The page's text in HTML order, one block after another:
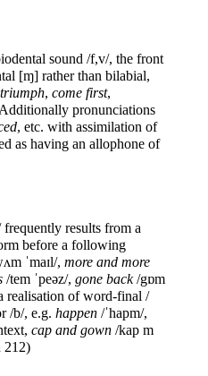
sound /f,v/, the front
[ɱ] rather than bilabial,
triumph, come first,
pronunciations
, etc. with assimilation of
as having an allophone of
results from a
before a following
ˈmaɪl/, more and more
/tem ˈpeəz/, gone back/gɒm
realisation of word-final /
/b/, e.g. happen /ˈhapm/,
cap and gown /kap m
212)